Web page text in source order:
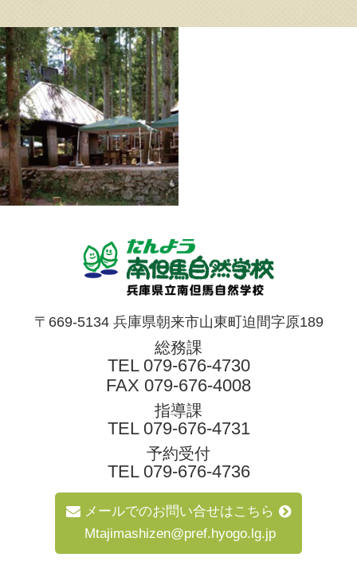
〒669-5134 兵庫県朝来市山東町迫間字原189
総務課
TEL 079-676-4730
FAX 079-676-4008
指導課
TEL 079-676-4731
予約受付
TEL 079-676-4736
メールでのお問い合せはこちら
Mtajimashizen@pref.hyogo.lg.jp